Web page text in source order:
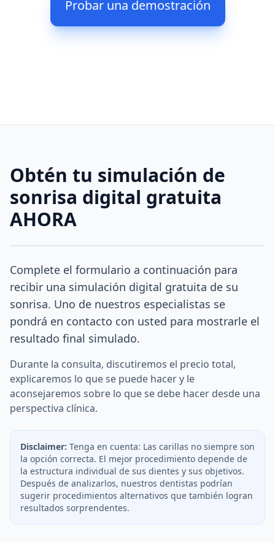
Probar una demostración
Obtén tu simulación de
sonrisa digital gratuita
AHORA
Complete el formulario a continuación para
recibir una simulación digital gratuita de su
sonrisa. Uno de nuestros especialistas se
pondrá en contacto con usted para mostrarle el
resultado final simulado.
Durante la consulta, discutiremos el precio total,
explicaremos lo que se puede hacer y le
aconsejaremos sobre lo que se debe hacer desde una
perspectiva clínica.
Disclaimer: Tenga en cuenta: Las carillas no siempre son
la opción correcta. El mejor procedimiento depende de
la estructura individual de sus dientes y sus objetivos.
Después de analizarlos, nuestros dentistas podrían
sugerir procedimientos alternativos que también logran
resultados sorprendentes.